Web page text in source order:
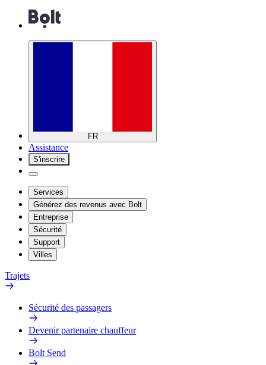
FR
Assistance
S'inscrire
Services
Générez des revenus avec Bolt
Entreprise
Sécurité
Support
Villes
Trajets
Sécurité des passagers
Devenir partenaire chauffeur
Bolt Send